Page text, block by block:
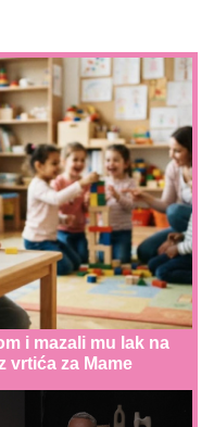
i mazali mu lak na
vrtića za Mame